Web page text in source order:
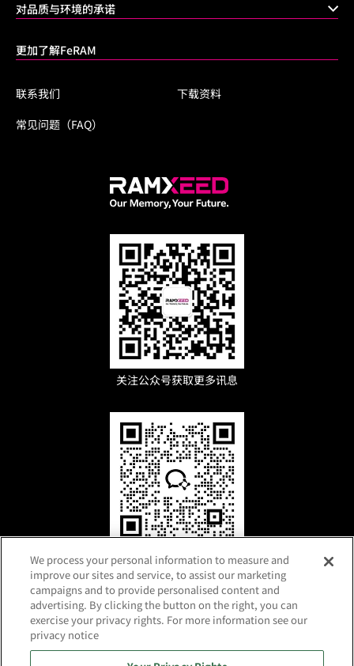
关注公众号获取更多讯息
微信咨询
对品质与环境的承诺
更加了解FeRAM
联系我们
下载资料
常见问题（FAQ）
We process your personal information to measure and
improve our sites and service, to assist our marketing
campaigns and to provide personalised content and
advertising. By clicking the button on the right, you can
exercise your privacy rights. For more information see our
privacy notice